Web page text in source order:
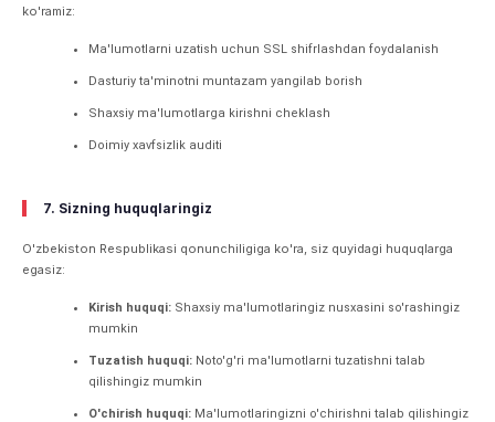
ko'ramiz:
Ma'lumotlarni uzatish uchun SSL shifrlashdan foydalanish
Dasturiy ta'minotni muntazam yangilab borish
Shaxsiy ma'lumotlarga kirishni cheklash
Doimiy xavfsizlik auditi
7. Sizning huquqlaringiz
O'zbekiston Respublikasi qonunchiligiga ko'ra, siz quyidagi huquqlarga
egasiz:
Kirish huquqi: Shaxsiy ma'lumotlaringiz nusxasini so'rashingiz
mumkin
Tuzatish huquqi: Noto'g'ri ma'lumotlarni tuzatishni talab
qilishingiz mumkin
O'chirish huquqi: Ma'lumotlaringizni o'chirishni talab qilishingiz